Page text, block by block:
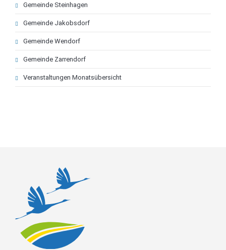
Gemeinde Steinhagen
Gemeinde Jakobsdorf
Gemeinde Wendorf
Gemeinde Zarrendorf
Veranstaltungen Monatsübersicht